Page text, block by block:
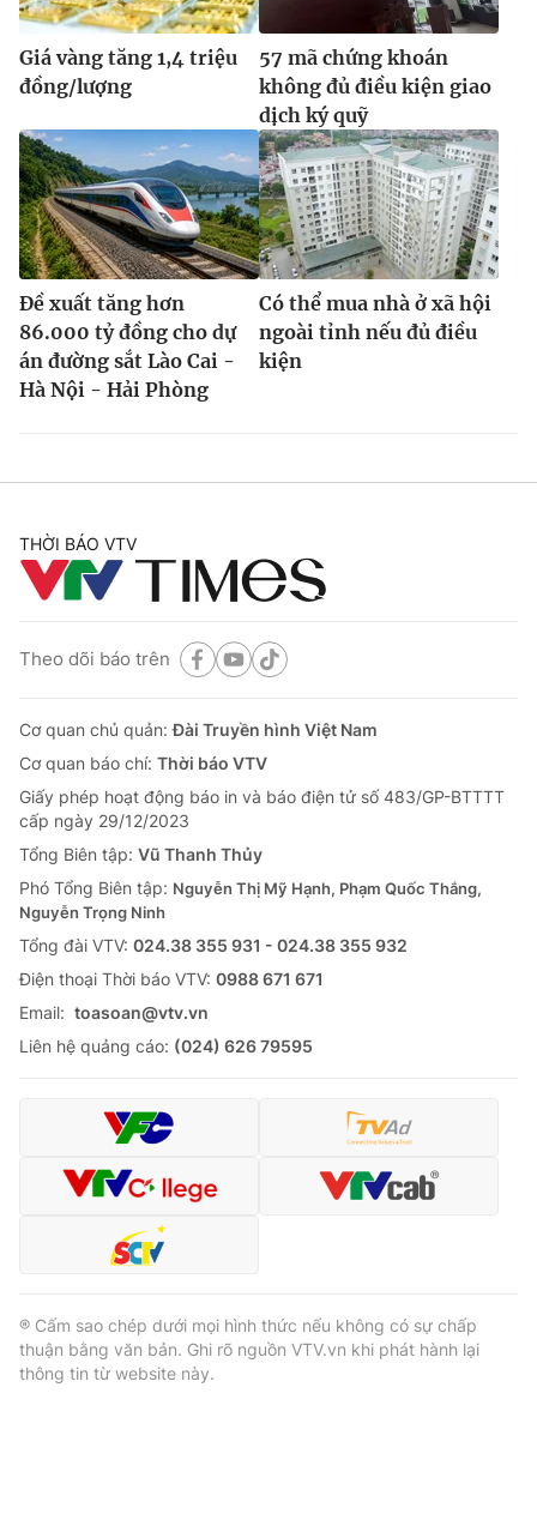
Giá vàng tăng 1,4 triệu
đồng/lượng
57 mã chứng khoán
không đủ điều kiện giao
dịch ký quỹ
Đề xuất tăng hơn
86.000 tỷ đồng cho dự
án đường sắt Lào Cai -
Hà Nội - Hải Phòng
Có thể mua nhà ở xã hội
ngoài tỉnh nếu đủ điều
kiện
THỜI BÁO VTV
Theo dõi báo trên
Cơ quan chủ quản:Đài Truyền hình Việt Nam
Cơ quan báo chí: Thời báo VTV
Giấy phép hoạt động báo in và báo điện tử số 483/GP-BTTTT
cấp ngày 29/12/2023
Tổng Biên tập: Vũ Thanh Thủy
Phó Tổng Biên tập: Nguyễn Thị Mỹ Hạnh, Phạm Quốc Thắng,
Nguyễn Trọng Ninh
Tổng đài VTV: 024.38 355 931 - 024.38 355 932
Ðiện thoại Thời báo VTV: 0988 671 671
Email: toasoan@vtv.vn
Liên hệ quảng cáo: (024) 626 79595
® Cấm sao chép dưới mọi hình thức nếu không có sự chấp
thuận bằng văn bản. Ghi rõ nguồn VTV.vn khi phát hành lại
thông tin từ website này.